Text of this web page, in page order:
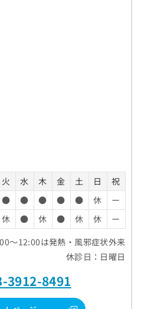
火 水 木 金 土 日
祝
● ● ● ● ● 休
ー
休 ● 休 ● 休 休
ー
～12:00は発熱・風邪症状外来
休診日：日曜日
3912-8491